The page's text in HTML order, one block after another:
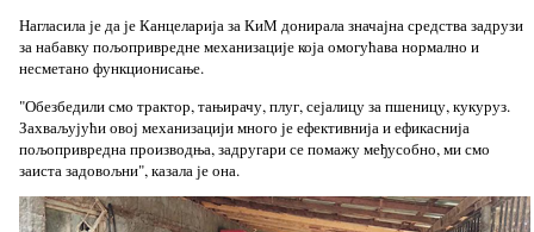
Нагласила је да је Канцеларија за КиМ донирала значајна средства задрузи
за набавку пољопривредне механизације која омогућава нормално и
несметано функционисање.
"Обезбедили смо трактор, тањирачу, плуг, сејалицу за пшеницу, кукуруз.
Захваљујући овој механизацији много је ефективнија и ефикаснија
пољопривредна производња, задругари се помажу међусобно, ми смо
заиста задовољни", казала је она.